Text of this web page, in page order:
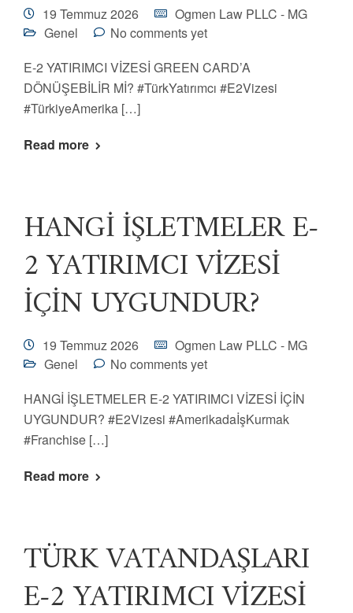
19 Temmuz 2026
Ogmen Law PLLC - MG
Genel
No comments yet
E-2 YATIRIMCI VİZESİ GREEN CARD’A
DÖNÜŞEBİLİR Mİ? #TürkYatırımcı #E2Vizesi
#TürkiyeAmerika […]
Read more
HANGİ İŞLETMELER E-
2 YATIRIMCI VİZESİ
İÇİN UYGUNDUR?
19 Temmuz 2026
Ogmen Law PLLC - MG
Genel
No comments yet
HANGİ İŞLETMELER E-2 YATIRIMCI VİZESİ İÇİN
UYGUNDUR? #E2Vizesi #AmerikadaİşKurmak
#Franchise […]
Read more
TÜRK VATANDAŞLARI
E-2 YATIRIMCI VİZESİ